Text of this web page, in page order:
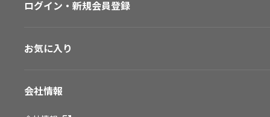
ログイン・新規会員登録
お気に入り
会社情報